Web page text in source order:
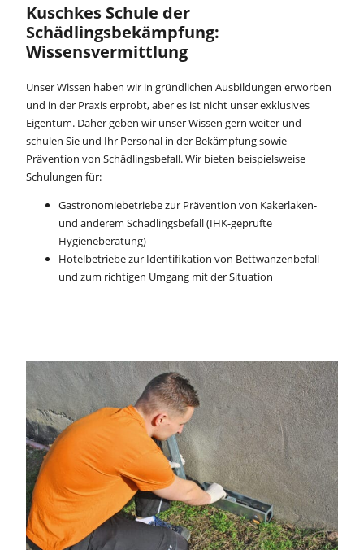
Kuschkes Schule der
Schädlingsbekämpfung:
Wissensvermittlung
Unser Wissen haben wir in gründlichen Ausbildungen erworben
und in der Praxis erprobt, aber es ist nicht unser exklusives
Eigentum. Daher geben wir unser Wissen gern weiter und
schulen Sie und Ihr Personal in der Bekämpfung sowie
Prävention von Schädlingsbefall. Wir bieten beispielsweise
Schulungen für:
Gastronomiebetriebe zur Prävention von Kakerlaken-
und anderem Schädlingsbefall (IHK-geprüfte
Hygieneberatung)
Hotelbetriebe zur Identifikation von Bettwanzenbefall
und zum richtigen Umgang mit der Situation